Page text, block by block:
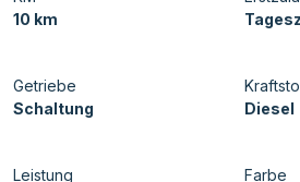
10 km
Getriebe
Schaltung
Diesel
Leistung
Farbe